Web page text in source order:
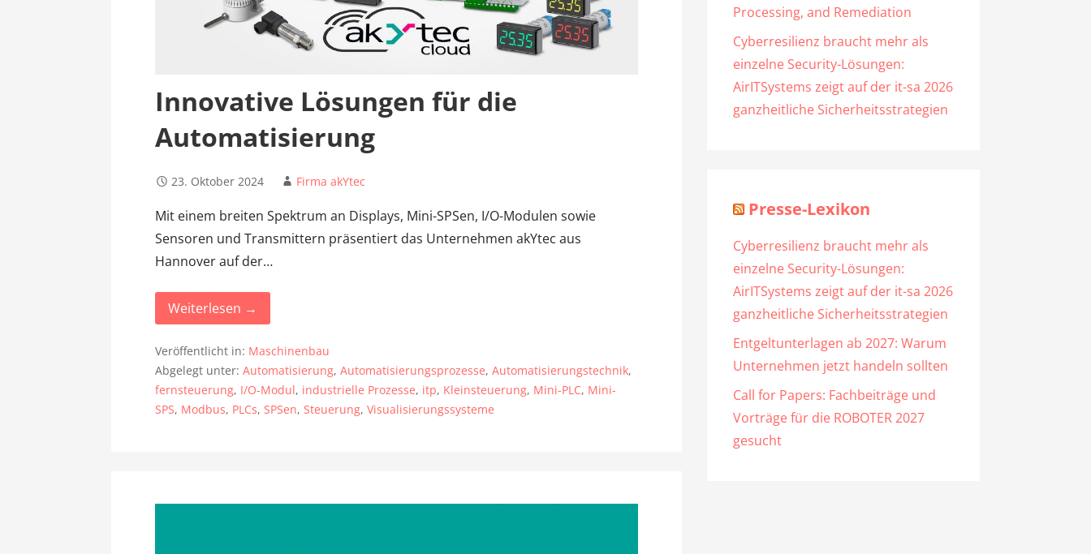
Innovative Lösungen für die
Automatisierung
23. Oktober 2024 Firma akYtec
Mit einem breiten Spektrum an Displays, Mini-SPSen, I/O-Modulen sowie
Sensoren und Transmittern präsentiert das Unternehmen akYtec aus
Hannover auf der…
Weiterlesen →
Veröffentlicht in: Maschinenbau
Abgelegt unter:Automatisierung,Automatisierungsprozesse,Automatisierungstechnik,
fernsteuerung, I/O-Modul, industrielle Prozesse, itp, Kleinsteuerung, Mini-PLC, Mini-
SPS, Modbus, PLCs,SPSen,Steuerung,Visualisierungssysteme
Processing, and Remediation
Cyberresilienz braucht mehr als
einzelne Security-Lösungen:
AirITSystems zeigt auf der it-sa 2026
ganzheitliche Sicherheitsstrategien
Presse-Lexikon
Cyberresilienz braucht mehr als
einzelne Security-Lösungen:
AirITSystems zeigt auf der it-sa 2026
ganzheitliche Sicherheitsstrategien
Entgeltunterlagen ab 2027: Warum
Unternehmen jetzt handeln sollten
Call for Papers: Fachbeiträge und
Vorträge für die ROBOTER 2027
gesucht